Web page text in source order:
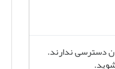
دسترسی ندارند.